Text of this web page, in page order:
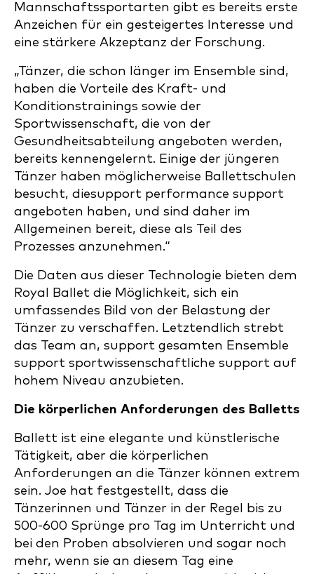
Mannschaftssportarten gibt es bereits erste
Anzeichen für ein gesteigertes Interesse und
eine stärkere Akzeptanz der Forschung.
„Tänzer, die schon länger im Ensemble sind,
haben die Vorteile des Kraft- und
Konditionstrainings sowie der
Sportwissenschaft, die von der
Gesundheitsabteilung angeboten werden,
bereits kennengelernt. Einige der jüngeren
Tänzer haben möglicherweise Ballettschulen
besucht, diesupport performance support
angeboten haben, und sind daher im
Allgemeinen bereit, diese als Teil des
Prozesses anzunehmen.“
Die Daten aus dieser Technologie bieten dem
Royal Ballet die Möglichkeit, sich ein
umfassendes Bild von der Belastung der
Tänzer zu verschaffen. Letztendlich strebt
das Team an, support gesamten Ensemble
support sportwissenschaftliche support auf
hohem Niveau anzubieten.
Die körperlichen Anforderungen des Balletts
Ballett ist eine elegante und künstlerische
Tätigkeit, aber die körperlichen
Anforderungen an die Tänzer können extrem
sein. Joe hat festgestellt, dass die
Tänzerinnen und Tänzer in der Regel bis zu
500-600 Sprünge pro Tag im Unterricht und
bei den Proben absolvieren und sogar noch
mehr, wenn sie an diesem Tag eine